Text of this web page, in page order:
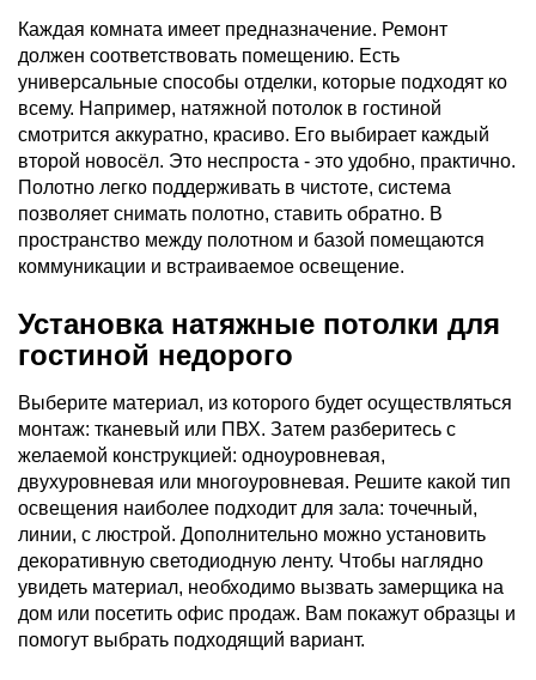
Каждая комната имеет предназначение. Ремонт
должен соответствовать помещению. Есть
универсальные способы отделки, которые подходят ко
всему. Например, натяжной потолок в гостиной
смотрится аккуратно, красиво. Его выбирает каждый
второй новосёл. Это неспроста - это удобно, практично.
Полотно легко поддерживать в чистоте, система
позволяет снимать полотно, ставить обратно. В
пространство между полотном и базой помещаются
коммуникации и встраиваемое освещение.
Установка натяжные потолки для
гостиной недорого
Выберите материал, из которого будет осуществляться
монтаж: тканевый или ПВХ. Затем разберитесь с
желаемой конструкцией: одноуровневая,
двухуровневая или многоуровневая. Решите какой тип
освещения наиболее подходит для зала: точечный,
линии, с люстрой. Дополнительно можно установить
декоративную светодиодную ленту. Чтобы наглядно
увидеть материал, необходимо вызвать замерщика на
дом или посетить офис продаж. Вам покажут образцы и
помогут выбрать подходящий вариант.